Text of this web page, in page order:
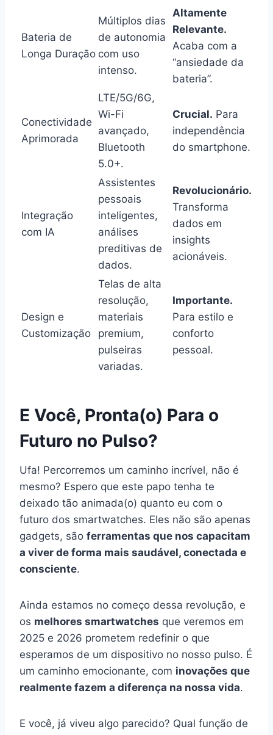
Bateria de
Longa Duração
Múltiplos dias
de autonomia
com uso
intenso.
Altamente
Relevante.
Acaba com a
“ansiedade da
bateria”.
Conectividade
Aprimorada
LTE/5G/6G,
Wi-Fi
avançado,
Bluetooth
5.0+.
Crucial. Para
independência
do smartphone.
Integração
com IA
Assistentes
pessoais
inteligentes,
análises
preditivas de
dados.
Revolucionário.
Transforma
dados em
insights
acionáveis.
Design e
Customização
Telas de alta
resolução,
materiais
premium,
pulseiras
variadas.
Importante.
Para estilo e
conforto
pessoal.
E Você, Pronta(o) Para o
Futuro no Pulso?
Ufa! Percorremos um caminho incrível, não é
mesmo? Espero que este papo tenha te
deixado tão animada(o) quanto eu com o
futuro dos smartwatches. Eles não são apenas
gadgets, são ferramentas que nos capacitam
a viver de forma mais saudável, conectada e
consciente.
Ainda estamos no começo dessa revolução, e
os melhores smartwatches que veremos em
2025 e 2026 prometem redefinir o que
esperamos de um dispositivo no nosso pulso. É
um caminho emocionante, com inovações que
realmente fazem a diferença na nossa vida.
E você, já viveu algo parecido? Qual função de